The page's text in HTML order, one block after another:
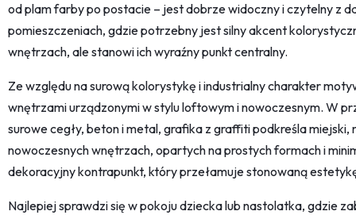
od plam farby po postacie – jest dobrze widoczny i czytelny z
pomieszczeniach, gdzie potrzebny jest silny akcent
wnętrzach, ale stanowi ich wyraźny punkt centralny.
Ze względu na surową kolorystykę i industrialny charakter
wnętrzami urządzonymi w stylu loftowym i nowoczesnym. W
surowe cegły, beton i metal, grafika z graffiti podkreśla
nowoczesnych wnętrzach, opartych na prostych formach i
dekoracyjny kontrapunkt, który przełamuje stonowaną
Najlepiej sprawdzi się w pokoju dziecka lub nastolatka, gdzie